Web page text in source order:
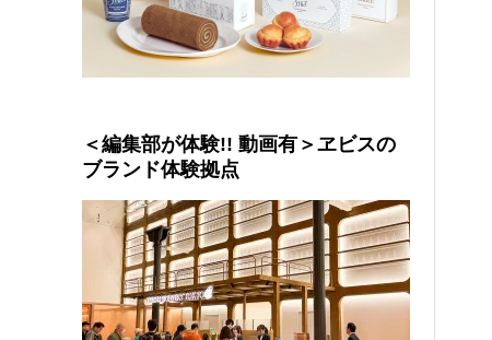
＜編集部が体験!! 動画有＞ヱビスの
ブランド体験拠点